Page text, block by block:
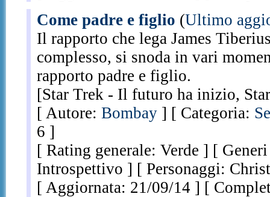
Come padre e figlio (Ultimo
Il rapporto che lega James
complesso, si snoda in vari
rapporto padre e figlio.
[Star Trek - Il futuro ha inizio,
[ Autore: Bombay] [ Categoria:
6 ]
[ Rating generale: Verde ] [
Introspettivo ] [ Personaggi:
[ Aggiornata: 21/09/14 ] [